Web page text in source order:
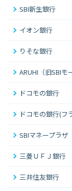
SBI新生銀行
イオン銀行
りそな銀行
ARUHI（旧SBIモ
ドコモの銀行
ドコモの銀行(フ
SBIマネープラザ
三菱ＵＦＪ銀行
三井住友銀行